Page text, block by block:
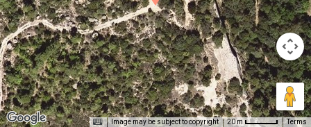
Image may be subject to copyright 20 m Terms